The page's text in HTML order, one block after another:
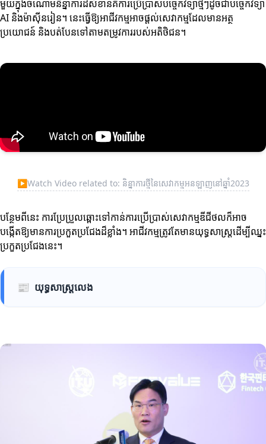
មួយក្នុងចំណោមនិន្នាការដ៏សំខាន់គឺការប្រើប្រាស់បច្ចេកវិទ្យាថ្មីៗដូចជាបច្ចេកវិទ្យា
AI និងម៉ាស៊ីនរៀន។ នេះធ្វើឱ្យអាជីវកម្មអាចផ្តល់សេវាកម្មដែលមានអត្ថ
ប្រយោជន៍ និងបត់បែនទៅតាមតម្រូវការរបស់អតិថិជន។
▶Watch Video related to: និន្នាការថ្មីនៃសេវាកម្មអនឡាញនៅឆ្នាំ2023
បន្ថែមពីនេះ ការប្រែប្រួលឆ្ពោះទៅកាន់ការប្រើប្រាស់សេវាកម្មឌីជីថលក៏អាច
បង្កើតឱ្យមានការប្រកួតប្រជែងដ៏ខ្លាំង។ អាជីវកម្មត្រូវតែមានយុទ្ធសាស្ត្រដើម្បីឈ្នះ
ប្រកួតប្រជែងនេះ។
📰 យុទ្ធសាស្ត្រលេង